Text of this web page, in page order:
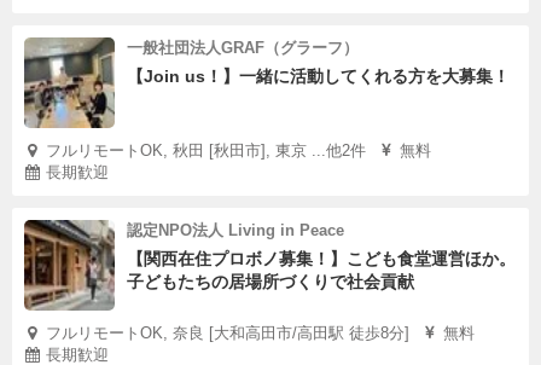
一般社団法人GRAF（グラーフ）
【Join us！】一緒に活動してくれる方を大募集！
フルリモートOK, 秋田 [秋田市], 東京 ...他2件
無料
長期歓迎
認定NPO法人 Living in Peace
【関西在住プロボノ募集！】こども食堂運営ほか。
子どもたちの居場所づくりで社会貢献
フルリモートOK, 奈良 [大和高田市/高田駅 徒歩8分]
無料
長期歓迎